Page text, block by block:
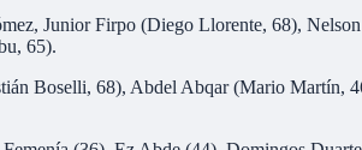
Junior Firpo (Diego Llorente, 68),
65).
Boselli, 68), Abdel Abqar (Mario